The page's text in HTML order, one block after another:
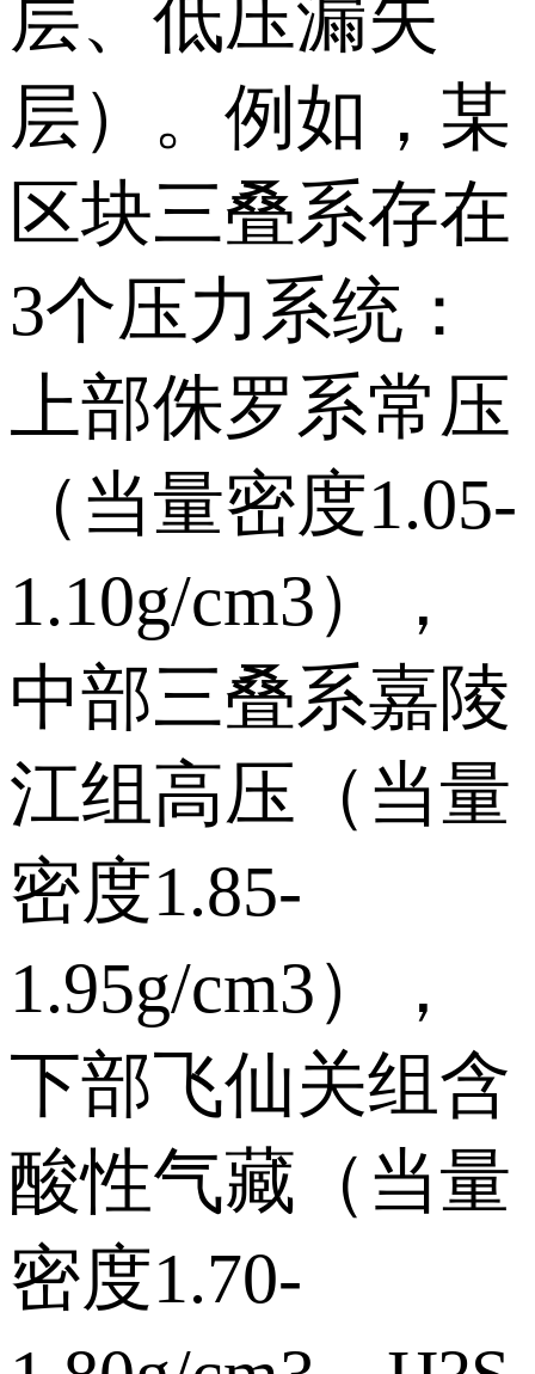
层、低压漏失
层）。例如，某
区块三叠系存在
3个压力系统：
上部侏罗系常压
（当量密度1.05-
1.10g/cm3），
中部三叠系嘉陵
江组高压（当量
密度1.85-
1.95g/cm3），
下部飞仙关组含
酸性气藏（当量
密度1.70-